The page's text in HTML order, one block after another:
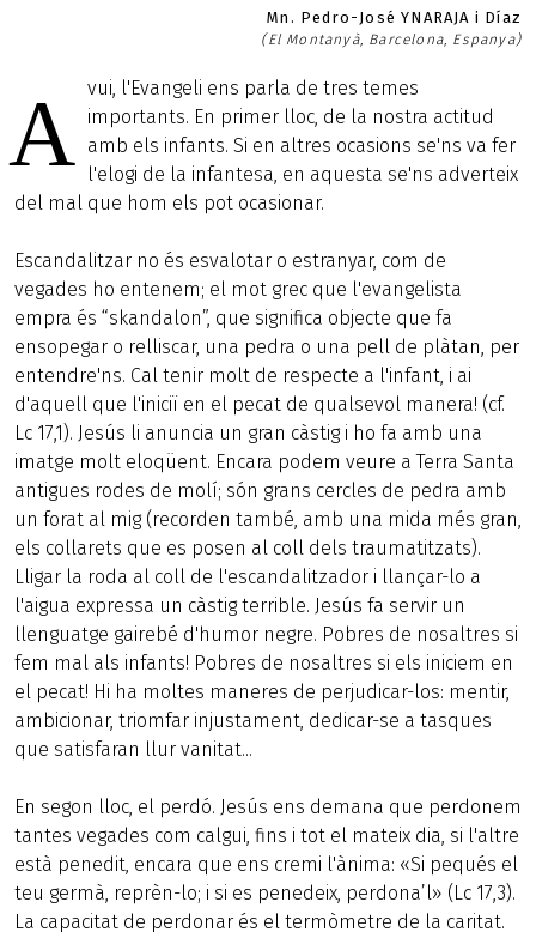
Mn. Pedro-José YNARAJA i Díaz
(El Montanyà, Barcelona, Espanya)
A vui, l'Evangeli ens parla de tres temes
importants. En primer lloc, de la nostra actitud
amb els infants. Si en altres ocasions se'ns va fer
l'elogi de la infantesa, en aquesta se'ns adverteix
del mal que hom els pot ocasionar.
Escandalitzar no és esvalotar o estranyar, com de
vegades ho entenem; el mot grec que l'evangelista
empra és “skandalon”, que significa objecte que fa
ensopegar o relliscar, una pedra o una pell de plàtan, per
entendre'ns. Cal tenir molt de respecte a l'infant, i ai
d'aquell que l'iniciï en el pecat de qualsevol manera! (cf.
Lc 17,1). Jesús li anuncia un gran càstig i ho fa amb una
imatge molt eloqüent. Encara podem veure a Terra Santa
antigues rodes de molí; són grans cercles de pedra amb
un forat al mig (recorden també, amb una mida més gran,
els collarets que es posen al coll dels traumatitzats).
Lligar la roda al coll de l'escandalitzador i llançar-lo a
l'aigua expressa un càstig terrible. Jesús fa servir un
llenguatge gairebé d'humor negre. Pobres de nosaltres si
fem mal als infants! Pobres de nosaltres si els iniciem en
el pecat! Hi ha moltes maneres de perjudicar-los: mentir,
ambicionar, triomfar injustament, dedicar-se a tasques
que satisfaran llur vanitat...
En segon lloc, el perdó. Jesús ens demana que perdonem
tantes vegades com calgui, fins i tot el mateix dia, si l'altre
està penedit, encara que ens cremi l'ànima: «Si pequés el
teu germà, reprèn-lo; i si es penedeix, perdona’l» (Lc 17,3).
La capacitat de perdonar és el termòmetre de la caritat.